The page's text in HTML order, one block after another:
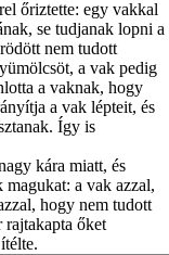
őriztette: egy vakkal
se tudjanak lopni a
nem tudott
a vak pedig
a vaknak, hogy
a vak lépteit, és
Így is
kára miatt, és
a vak azzal,
hogy nem tudott
őket